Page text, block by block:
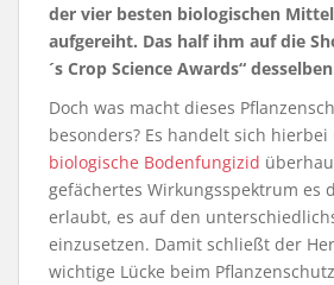
der vier besten biologischen
aufgereiht. Das half ihm auf die
´s Crop Science Awards“
Doch was macht dieses
besonders? Es handelt sich
biologische Bodenfungizid
gefächertes Wirkungsspektrum es
erlaubt, es auf den
einzusetzen. Damit schließt der
wichtige Lücke beim